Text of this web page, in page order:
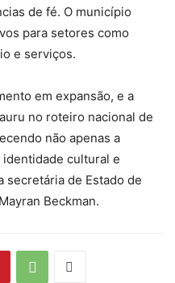
de fé. O município
para setores como
e serviços.
em expansão, e a
no roteiro nacional de
não apenas a
identidade cultural e
secretária de Estado de
Beckman.